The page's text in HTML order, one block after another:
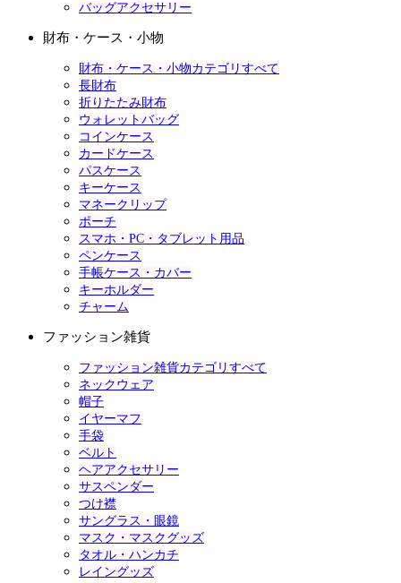
バッグアクセサリー
財布・ケース・小物
財布・ケース・小物カテゴリすべて
長財布
折りたたみ財布
ウォレットバッグ
コインケース
カードケース
パスケース
キーケース
マネークリップ
ポーチ
スマホ・PC・タブレット用品
ペンケース
手帳ケース・カバー
キーホルダー
チャーム
ファッション雑貨
ファッション雑貨カテゴリすべて
ネックウェア
帽子
イヤーマフ
手袋
ベルト
ヘアアクセサリー
サスペンダー
つけ襟
サングラス・眼鏡
マスク・マスクグッズ
タオル・ハンカチ
レイングッズ